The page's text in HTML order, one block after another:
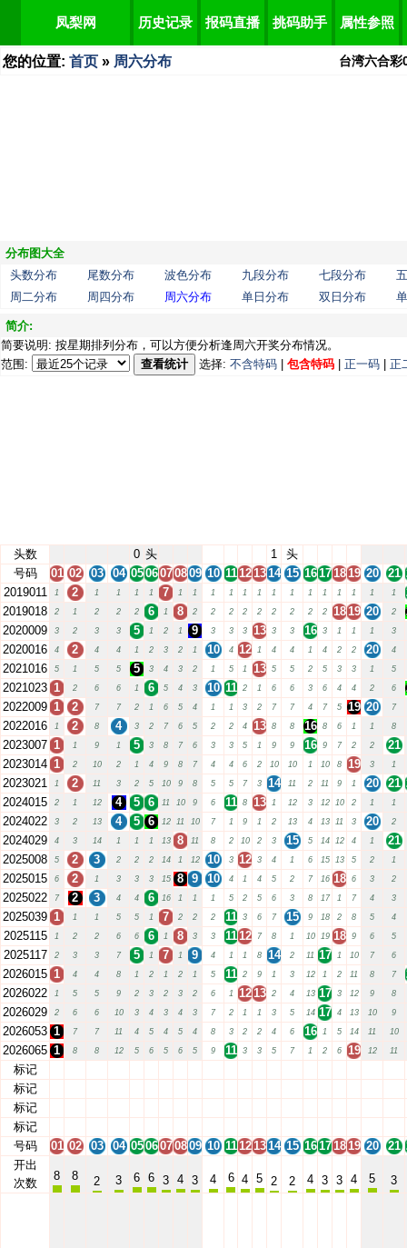
凤梨网 历史记录 报码直播 挑码助手 属性参照
您的位置: 首页 » 周六分布 台湾六合彩
分布图大全
头数分布
尾数分布 波色分布 九段分布 七段分布
周二分布
周四分布 周六分布 单日分布 双日分布
简介:
简要说明: 按星期排列分布，可以方便分析逢周六开奖分布情况。
范围:
查看统计 选择: 不含特码 包含特码 正一码 正
头数 0 头 1
头
号码
01 02 03 04 0506070809 10 11121314 15 16171819 20 21
2019011
1 2 1 1 1 1 7 1 1 1 1 1 1 1 1 1 1 1 1 1 1
2019018
2 1 2 2 2 6 1 8 2 2 2 2 2 2 2 2 2 1819 20 2
2020009
3 2 3 3 5 1 2 1 9 3 3 3 13 3 3 16 3 1 1 1 3
2020016 4 2 4 4 1 2 3 2 1 10 4 12 1 4 4 1 4 2 2 20 4
2021016 5 1 5 5 5 3 4 3 2 1 5 1 13 5 5 2 5 3 3 1 5
2021023 1 2 6 6 1 6 5 4 3 10 11 2 1 6 6 3 6 4 4 2 6
2022009 1 2 7 7 2 1 6 5 4 1 1 3 2 7 7 4 7 5 19 20 7
2022016 1 2 8 4 3 2 7 6 5 2 2 4 13 8 8 16 8 6 1 1 8
2023007 1 1 9 1 5 3 8 7 6 3 3 5 1 9 9 16 9 7 2 2
21
2023014 1 2 10 2 1 4 9 8 7 4 4 6 2 10 10 1 10 8 19 3 1
2023021 1 2 11 3 2 5 10 9 8 5 5 7 3 14 11 2 11 9 1 20 21
2024015
2 1 12 4 5 6 11 10 9 6 11 8 13 1 12 3 12 10 2 1 1
2024022 3 2 13 4 5 6 12 11 10 7 1 9 1 2 13 4 13 11 3 20 2
2024029 4 3 14 1 1 1 13 8 11 8 2 10 2 3 15 5 14 12 4 1
21
2025008
5 2 3 2 2 2 14 1 12 10 3 12 3 4 1 6 15 13 5 2 1
2025015 6 2 1 3 3 3 15 8 9 10 4 1 4 5 2 7 16 18 6 3 2
2025022 7 2 3 4 4 6 16 1 1 1 5 2 5 6 3 8 17 1 7 4 3
2025039 1 1 1 5 5 1 7 2 2 2 11 3 6 7 15 9 18 2 8 5 4
2025115 1 2 2 6 6 6 1 8 3 3 1112 7 8 1 10 19 18 9 6 5
2025117 2 3 3 7 5 1 7 1 9 4 1 1 8 14 2 11 17 1 10 7 6
2026015 1 4 4 8 1 2 1 2 1 5 11 2 9 1 3 12 1 2 11 8 7
2026022
1 5 5 9 2 3 2 3 2 6 1 1213 2 4 13 17 3 12 9 8
2026029 2 6 6 10 3 4 3 4 3 7 2 1 1 3 5 14 17 4 13 10 9
2026053 1 7 7 11 4 5 4 5 4 8 3 2 2 4 6 16 1 5 14 11 10
2026065 1 8 8 12 5 6 5 6 5 9 11 3 3 5 7 1 2 6 19 12 11
标记
标记
标记
标记
号码
01 02 03 04 0506070809 10 11121314 15 16171819 20 21
开出
次数
8 8 2 3 6 6 3 4 3 4 6 4 5 2 2 4 3 3 4 5 3